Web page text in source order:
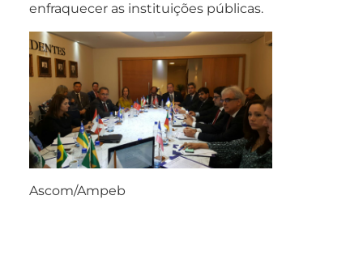
enfraquecer as instituições públicas.
Ascom/Ampeb